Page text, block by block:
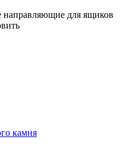
для ящиков
камня